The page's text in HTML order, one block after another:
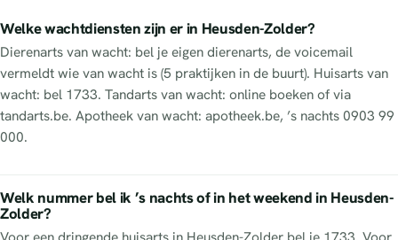
Welke wachtdiensten zijn er in Heusden-Zolder?
Dierenarts van wacht: bel je eigen dierenarts, de voicemail
vermeldt wie van wacht is (5 praktijken in de buurt). Huisarts van
wacht: bel 1733. Tandarts van wacht: online boeken of via
tandarts.be. Apotheek van wacht: apotheek.be, ’s nachts 0903 99
000.
Welk nummer bel ik ’s nachts of in het weekend in Heusden-
Zolder?